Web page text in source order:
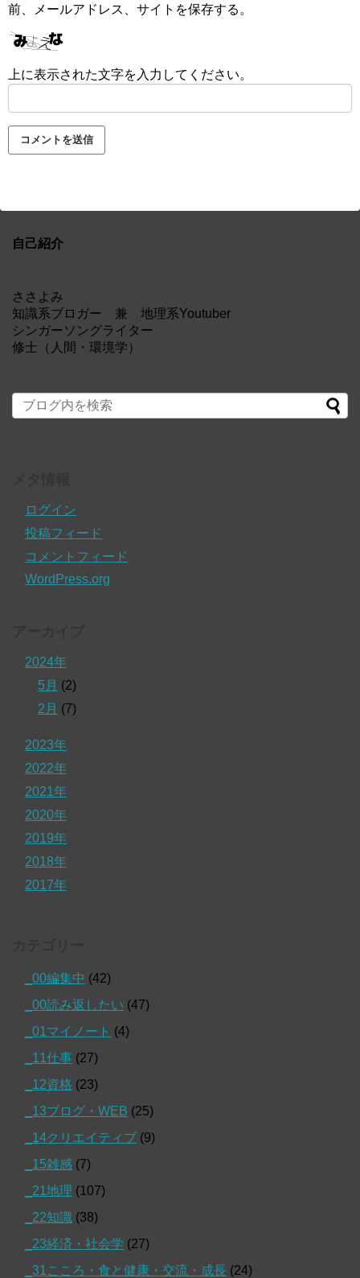
前、メールアドレス、サイトを保存する。
上に表示された文字を入力してください。
自己紹介
ささよみ
知識系ブロガー 兼 地理系Youtuber
シンガーソングライター
修士（人間・環境学）
ログイン
投稿フィード
コメントフィード
WordPress.org
2024年
5月 (2)
2月 (7)
2023年
2022年
2021年
2020年
2019年
2018年
2017年
_00編集中 (42)
_00読み返したい (47)
_01マイノート (4)
_11仕事 (27)
_12資格 (23)
_13ブログ・WEB (25)
_14クリエイティブ (9)
_15雑感 (7)
_21地理 (107)
_22知識 (38)
_23経済・社会学 (27)
_31こころ・食と健康・交流・成長 (24)